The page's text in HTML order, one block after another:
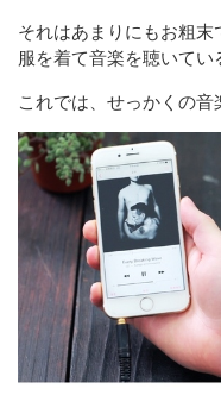
それはあまりにもお粗
服を着て音楽を聴いてい
これでは、せっかくの音